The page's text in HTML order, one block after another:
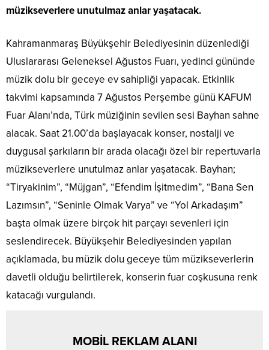
müzikseverlere unutulmaz anlar yaşatacak.
Kahramanmaraş Büyükşehir Belediyesinin düzenlediği
Uluslararası Geleneksel Ağustos Fuarı, yedinci gününde
müzik dolu bir geceye ev sahipliği yapacak. Etkinlik
takvimi kapsamında 7 Ağustos Perşembe günü KAFUM
Fuar Alanı’nda, Türk müziğinin sevilen sesi Bayhan sahne
alacak. Saat 21.00’da başlayacak konser, nostalji ve
duygusal şarkıların bir arada olacağı özel bir repertuvarla
müzikseverlere unutulmaz anlar yaşatacak. Bayhan;
“Tiryakinim”, “Müjgan”, “Efendim İşitmedim”, “Bana Sen
Lazımsın”, “Seninle Olmak Varya” ve “Yol Arkadaşım”
başta olmak üzere birçok hit parçayı sevenleri için
seslendirecek. Büyükşehir Belediyesinden yapılan
açıklamada, bu müzik dolu geceye tüm müzikseverlerin
davetli olduğu belirtilerek, konserin fuar coşkusuna renk
katacağı vurgulandı.
MOBİL REKLAM ALANI